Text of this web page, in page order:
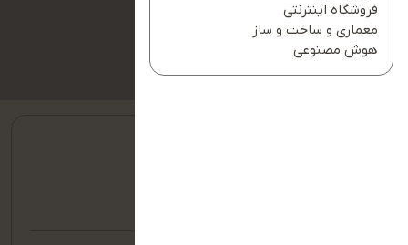
فروشگاه اینترنتی
معماری و ساخت و ساز
هوش مصنوعی